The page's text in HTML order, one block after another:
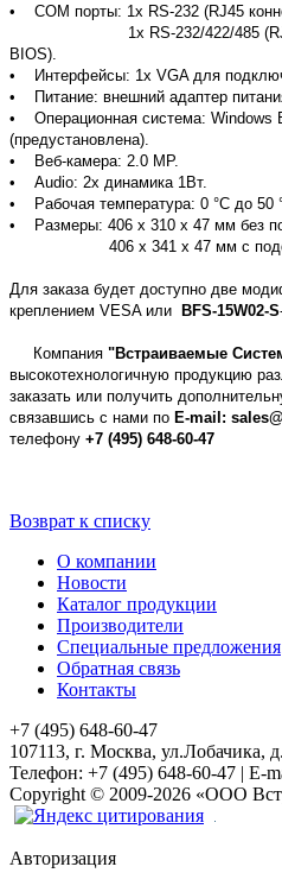
• COM порты: 1х RS-232 (RJ45
1х RS-232/422/485 (RJ45
BIOS).
• Интерфейсы: 1х VGA для
• Питание: внешний адаптер
• Операционная система: Windows
(предустановлена).
• Веб-камера: 2.0 MP.
• Audio: 2х динамика 1Вт.
• Рабочая температура: 0 °C до 50
• Размеры: 406 x 310 x 47 мм без
406 x 341 x 47 мм с
Для заказа будет доступно две
креплением VESA или
BFS-15W02-S
Компания "Встраиваемые
высокотехнологичную продукцию
заказать или получить
связавшись с нами по E-mail:
телефону +7 (495) 648-60-47
Возврат к списку
О компании
Новости
Каталог продукции
Производители
Специальные предложения
Обратная связь
Контакты
+7 (495) 648-60-47
107113, г. Москва, ул.Лобачика,
Телефон: +7 (495) 648-60-47 | E-
Copyright © 2009-2026 «ООО
Авторизация